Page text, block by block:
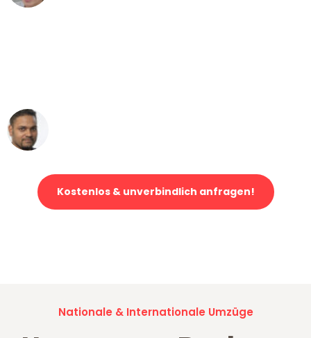
Kostenlos & unverbindlich anfragen!
Nationale & Internationale Umzüge